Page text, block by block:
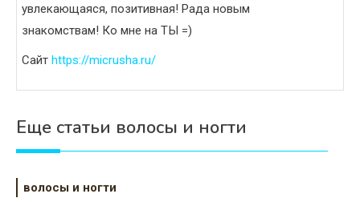
увлекающаяся, позитивная! Рада новым
знакомствам! Ко мне на ТЫ =)
Сайт https://micrusha.ru/
Еще статьи волосы и ногти
волосы и ногти